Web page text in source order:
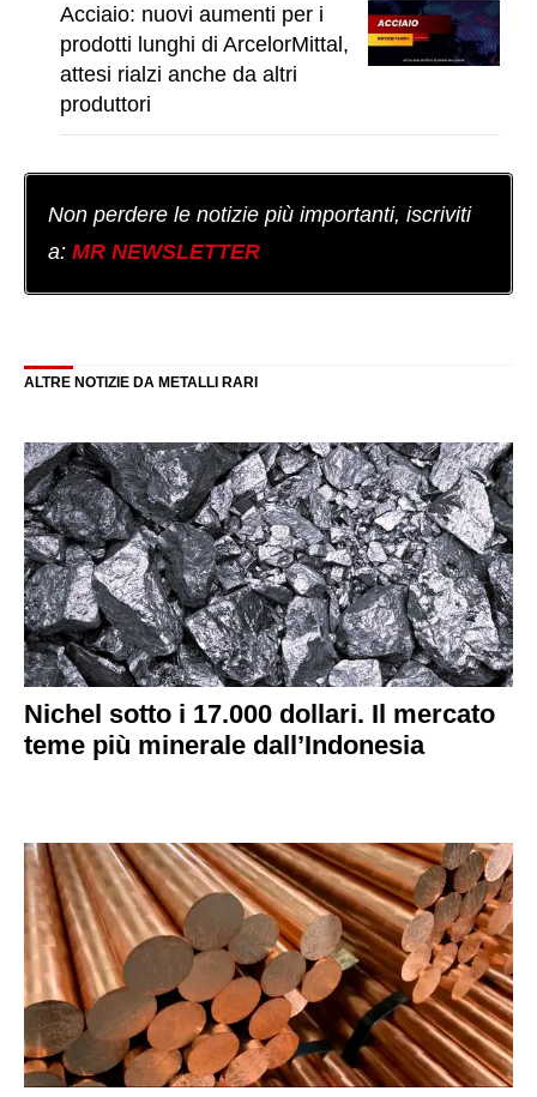
Acciaio: nuovi aumenti per i
prodotti lunghi di ArcelorMittal,
attesi rialzi anche da altri
produttori
Non perdere le notizie più importanti, iscriviti
a: MR NEWSLETTER
ALTRE NOTIZIE DA METALLI RARI
Nichel sotto i 17.000 dollari. Il mercato
teme più minerale dall’Indonesia